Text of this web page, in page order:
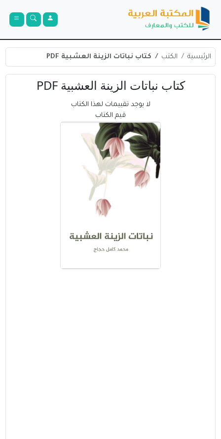
الرئيسية الكتب كتاب نباتات الزينة العشبية PDF
كتاب نباتات الزينة العشبية PDF
لا يوجد تقييمات لهذا الكتاب
قيم الكتاب